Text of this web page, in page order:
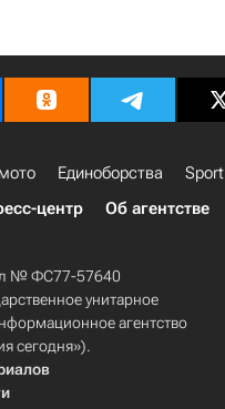
Единоборства
центр Об агентстве
№ ФС77-57640
унитарное
агентство
сегодня»).